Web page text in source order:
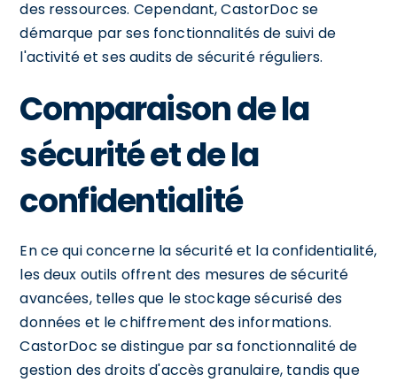
des ressources. Cependant, CastorDoc se
démarque par ses fonctionnalités de suivi de
l'activité et ses audits de sécurité réguliers.
Comparaison de la
sécurité et de la
confidentialité
En ce qui concerne la sécurité et la confidentialité,
les deux outils offrent des mesures de sécurité
avancées, telles que le stockage sécurisé des
données et le chiffrement des informations.
CastorDoc se distingue par sa fonctionnalité de
gestion des droits d'accès granulaire, tandis que